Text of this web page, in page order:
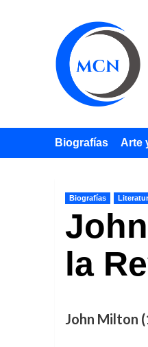
Biografías Arte
Biografías
la
John Milton